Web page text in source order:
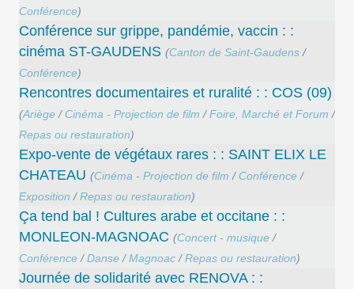
Conférence)
Conférence sur grippe, pandémie, vaccin : :
cinéma ST-GAUDENS (Canton de Saint-Gaudens /
Conférence)
Rencontres documentaires et ruralité : : COS (09)
(Ariège / Cinéma - Projection de film /Foire, Marché et Forum /
Repas ou restauration)
Expo-vente de végétaux rares : : SAINT ELIX LE
CHATEAU (Cinéma - Projection de film / Conférence /
Exposition /Repas ou restauration)
Ça tend bal ! Cultures arabe et occitane : :
MONLEON-MAGNOAC (Concert - musique /
Conférence /Danse /Magnoac /Repas ou restauration)
Journée de solidarité avec RENOVA : :